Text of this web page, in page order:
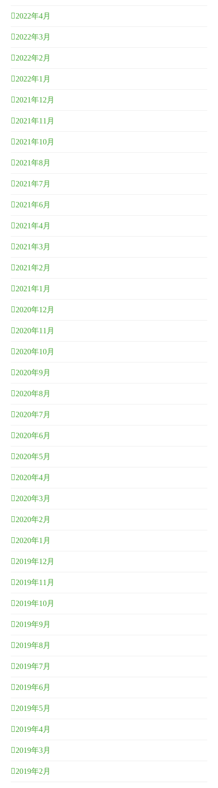
2022年4月
2022年3月
2022年2月
2022年1月
2021年12月
2021年11月
2021年10月
2021年8月
2021年7月
2021年6月
2021年4月
2021年3月
2021年2月
2021年1月
2020年12月
2020年11月
2020年10月
2020年9月
2020年8月
2020年7月
2020年6月
2020年5月
2020年4月
2020年3月
2020年2月
2020年1月
2019年12月
2019年11月
2019年10月
2019年9月
2019年8月
2019年7月
2019年6月
2019年5月
2019年4月
2019年3月
2019年2月